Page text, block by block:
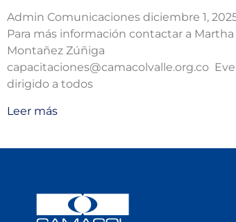
Admin Comunicaciones diciembre 1,
Para más información contactar a Martha
Montañez Zúñiga
capacitaciones@camacolvalle.org.co
dirigido a todos
Leer más